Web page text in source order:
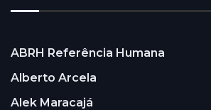
ABRH Referência Humana
Alberto Arcela
Alek Maracajá